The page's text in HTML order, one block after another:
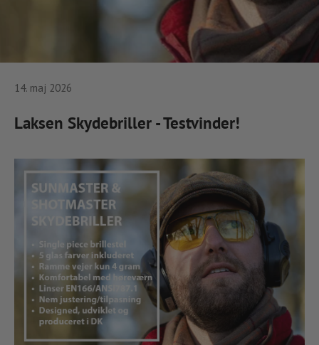
14. maj 2026
Laksen Skydebriller - Testvinder!